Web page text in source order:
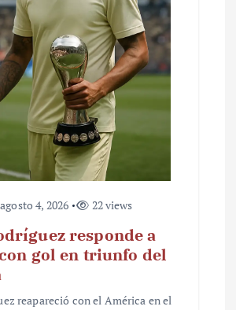
agosto 4, 2026 22 views
responde a
gol en triunfo del
reapareció con el América en el